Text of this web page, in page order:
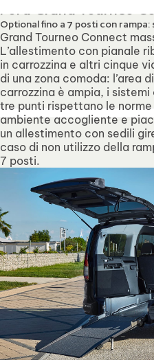
compresi. Il servizio
Ford Grand Tourneo
Optional fino a 7 posti con
Grand Tourneo Connect
L’allestimento con pianale
in carrozzina e altri cinque
di una zona comoda: l’area
carrozzina è ampia, i
tre punti rispettano le norme
ambiente accogliente e
un allestimento con sedili
caso di non utilizzo della
7 posti.